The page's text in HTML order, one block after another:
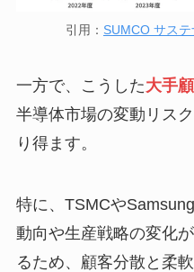
引用： SUMCO サス
一方で、こうした大手
半導体市場の変動リス
り得ます。
特に、TSMCや
動向や生産戦略の変化
るため、顧客分散と柔